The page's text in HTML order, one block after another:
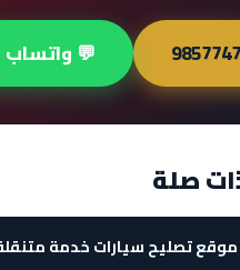
💬 واتساب
صلة